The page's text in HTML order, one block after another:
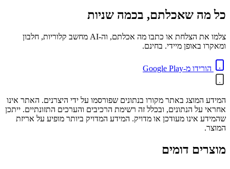
כל מה שאכלתם, בכמה שניות
צלמו את הצלחת או כתבו מה אכלתם, וה-AI מחשב קלוריות, חלבון
ומאקרו באופן מיידי. בחינם.
הורידו מ-Google Play
המידע המוצג באתר מקורו בנתונים שפורסמו על ידי היצרנים. האתר אינו
אחראי על הנתונים, ובכלל זה רשימת הרכיבים והערכים התזונתיים. ייתכן
שהמידע אינו מעודכן או מדויק. המידע המדויק ביותר מופיע על אריזת
המוצר.
מוצרים דומים